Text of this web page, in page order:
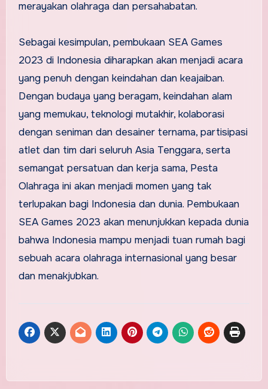
merayakan olahraga dan persahabatan.
Sebagai kesimpulan, pembukaan SEA Games
2023 di Indonesia diharapkan akan menjadi acara
yang penuh dengan keindahan dan keajaiban.
Dengan budaya yang beragam, keindahan alam
yang memukau, teknologi mutakhir, kolaborasi
dengan seniman dan desainer ternama, partisipasi
atlet dan tim dari seluruh Asia Tenggara, serta
semangat persatuan dan kerja sama, Pesta
Olahraga ini akan menjadi momen yang tak
terlupakan bagi Indonesia dan dunia. Pembukaan
SEA Games 2023 akan menunjukkan kepada dunia
bahwa Indonesia mampu menjadi tuan rumah bagi
sebuah acara olahraga internasional yang besar
dan menakjubkan.